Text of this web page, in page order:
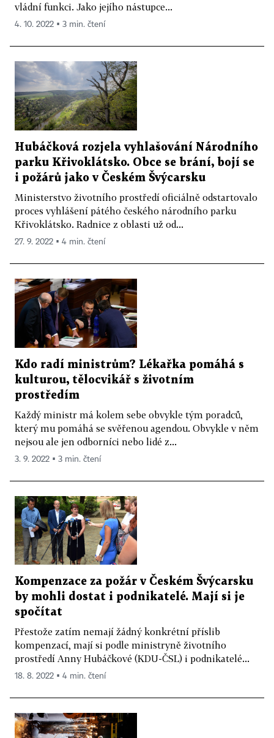
vládní funkci. Jako jejího nástupce...
4. 10. 2022 ▪ 3 min. čtení
Hubáčková rozjela vyhlašování Národního
parku Křivoklátsko. Obce se brání, bojí se
i požárů jako v Českém Švýcarsku
Ministerstvo životního prostředí oficiálně odstartovalo
proces vyhlášení pátého českého národního parku
Křivoklátsko. Radnice z oblasti už od...
27. 9. 2022 ▪ 4 min. čtení
Kdo radí ministrům? Lékařka pomáhá s
kulturou, tělocvikář s životním
prostředím
Každý ministr má kolem sebe obvykle tým poradců,
který mu pomáhá se svěřenou agendou. Obvykle v něm
nejsou ale jen odborníci nebo lidé z...
3. 9. 2022 ▪ 3 min. čtení
Kompenzace za požár v Českém Švýcarsku
by mohli dostat i podnikatelé. Mají si je
spočítat
Přestože zatím nemají žádný konkrétní příslib
kompenzací, mají si podle ministryně životního
prostředí Anny Hubáčkové (KDU-ČSL) i podnikatelé...
18. 8. 2022 ▪ 4 min. čtení